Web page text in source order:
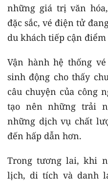
những giá trị văn
đặc sắc, vé điện tử
du khách tiếp cận điểm
Vận hành hệ thống
sinh động cho thấy
câu chuyện của công
tạo nên những trải
những dịch vụ chất
đến hấp dẫn hơn.
Trong tương lai, khi
lịch, di tích và danh